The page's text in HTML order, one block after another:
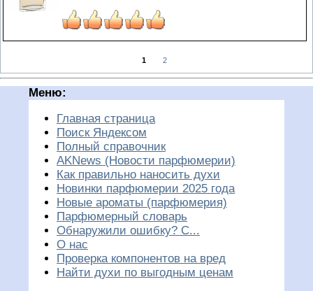
1 2
Меню:
Главная страница
Поиск Яндексом
Полный справочник
AKNews (Новости парфюмерии)
Как правильно наносить духи
Новинки парфюмерии 2025 года
Новые ароматы (парфюмерия)
Парфюмерный словарь
Обнаружили ошибку? С...
О нас
Проверка компонентов на вред
Найти духи по выгодным ценам